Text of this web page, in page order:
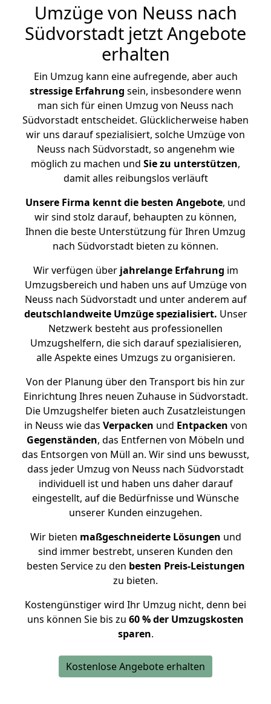
Umzüge von Neuss nach
Südvorstadt jetzt Angebote
erhalten
Ein Umzug kann eine aufregende, aber auch
stressige Erfahrung sein, insbesondere wenn
man sich für einen Umzug von Neuss nach
Südvorstadt entscheidet. Glücklicherweise haben
wir uns darauf spezialisiert, solche Umzüge von
Neuss nach Südvorstadt, so angenehm wie
möglich zu machen und Sie zu unterstützen,
damit alles reibungslos verläuft
Unsere Firma kennt die besten Angebote, und
wir sind stolz darauf, behaupten zu können,
Ihnen die beste Unterstützung für Ihren Umzug
nach Südvorstadt bieten zu können.
Wir verfügen überjahrelange Erfahrung im
Umzugsbereich und haben uns auf Umzüge von
Neuss nach Südvorstadt und unter anderem auf
deutschlandweite Umzüge spezialisiert. Unser
Netzwerk besteht aus professionellen
Umzugshelfern, die sich darauf spezialisieren,
alle Aspekte eines Umzugs zu organisieren.
Von der Planung über den Transport bis hin zur
Einrichtung Ihres neuen Zuhause in Südvorstadt.
Die Umzugshelfer bieten auch Zusatzleistungen
in Neuss wie das Verpacken und Entpacken von
Gegenständen, das Entfernen von Möbeln und
das Entsorgen von Müll an. Wir sind uns bewusst,
dass jeder Umzug von Neuss nach Südvorstadt
individuell ist und haben uns daher darauf
eingestellt, auf die Bedürfnisse und Wünsche
unserer Kunden einzugehen.
Wir bieten maßgeschneiderte Lösungen und
sind immer bestrebt, unseren Kunden den
besten Service zu den besten Preis-Leistungen
zu bieten.
Kostengünstiger wird Ihr Umzug nicht, denn bei
uns können Sie bis zu 60 % der Umzugskosten
sparen.
Kostenlose Angebote erhalten